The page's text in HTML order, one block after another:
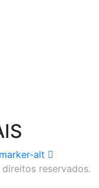
alt
reservados.